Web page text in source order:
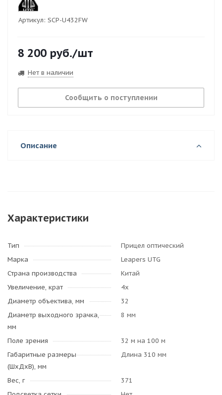
Артикул: SCP-U432FW
8 200 руб./шт
Нет в наличии
Сообщить о поступлении
Описание
Характеристики
Тип
Прицел оптический
Марка
Leapers UTG
Страна производства
Китай
Увеличение, крат
4х
Диаметр объектива, мм
32
Диаметр выходного зрачка,
мм
8 мм
Поле зрения
32 м на 100 м
Габаритные размеры
(ШхДхВ), мм
Длина 310 мм
Вес, г
371